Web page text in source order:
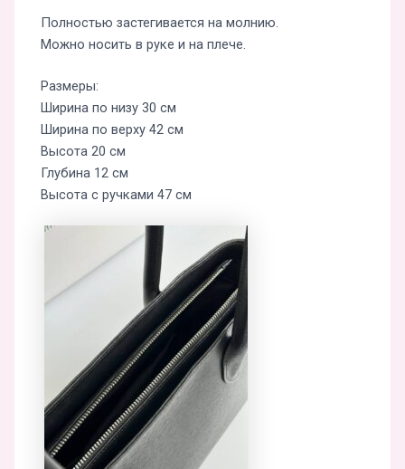
Полностью застегивается на молнию.
Можно носить в руке и на плече.
Размеры:
Ширина по низу 30 см
Ширина по верху 42 см
Высота 20 см
Глубина 12 см
Высота с ручками 47 см